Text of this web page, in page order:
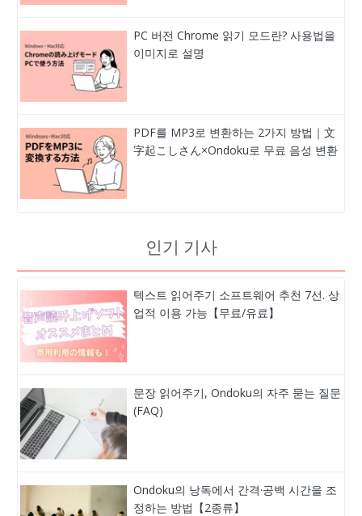
PC 버전 Chrome 읽기 모드란? 사용법을
이미지로 설명
PDF를 MP3로 변환하는 2가지 방법｜文
字起こしさん×Ondoku로 무료 음성 변환
인기 기사
텍스트 읽어주기 소프트웨어 추천 7선. 상
업적 이용 가능【무료/유료】
문장 읽어주기, Ondoku의 자주 묻는 질문
(FAQ)
Ondoku의 낭독에서 간격·공백 시간을 조
정하는 방법【2종류】